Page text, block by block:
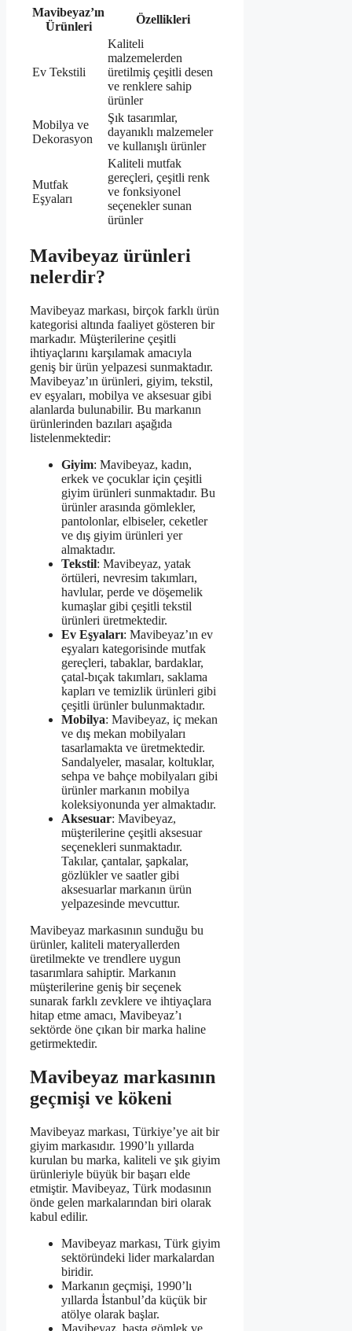
Mavibeyaz’ın
Ürünleri
Özellikleri
Ev Tekstili
Kaliteli
malzemelerden
üretilmiş çeşitli desen
ve renklere sahip
ürünler
Mobilya ve
Dekorasyon
Şık tasarımlar,
dayanıklı malzemeler
ve kullanışlı ürünler
Mutfak
Eşyaları
Kaliteli mutfak
gereçleri, çeşitli renk
ve fonksiyonel
seçenekler sunan
ürünler
Mavibeyaz ürünleri
nelerdir?
Mavibeyaz markası, birçok farklı ürün
kategorisi altında faaliyet gösteren bir
markadır. Müşterilerine çeşitli
ihtiyaçlarını karşılamak amacıyla
geniş bir ürün yelpazesi sunmaktadır.
Mavibeyaz’ın ürünleri, giyim, tekstil,
ev eşyaları, mobilya ve aksesuar gibi
alanlarda bulunabilir. Bu markanın
ürünlerinden bazıları aşağıda
listelenmektedir:
Giyim: Mavibeyaz, kadın,
erkek ve çocuklar için çeşitli
giyim ürünleri sunmaktadır. Bu
ürünler arasında gömlekler,
pantolonlar, elbiseler, ceketler
ve dış giyim ürünleri yer
almaktadır.
Tekstil: Mavibeyaz, yatak
örtüleri, nevresim takımları,
havlular, perde ve döşemelik
kumaşlar gibi çeşitli tekstil
ürünleri üretmektedir.
Ev Eşyaları: Mavibeyaz’ın ev
eşyaları kategorisinde mutfak
gereçleri, tabaklar, bardaklar,
çatal-bıçak takımları, saklama
kapları ve temizlik ürünleri gibi
çeşitli ürünler bulunmaktadır.
Mobilya: Mavibeyaz, iç mekan
ve dış mekan mobilyaları
tasarlamakta ve üretmektedir.
Sandalyeler, masalar, koltuklar,
sehpa ve bahçe mobilyaları gibi
ürünler markanın mobilya
koleksiyonunda yer almaktadır.
Aksesuar: Mavibeyaz,
müşterilerine çeşitli aksesuar
seçenekleri sunmaktadır.
Takılar, çantalar, şapkalar,
gözlükler ve saatler gibi
aksesuarlar markanın ürün
yelpazesinde mevcuttur.
Mavibeyaz markasının sunduğu bu
ürünler, kaliteli materyallerden
üretilmekte ve trendlere uygun
tasarımlara sahiptir. Markanın
müşterilerine geniş bir seçenek
sunarak farklı zevklere ve ihtiyaçlara
hitap etme amacı, Mavibeyaz’ı
sektörde öne çıkan bir marka haline
getirmektedir.
Mavibeyaz markasının
geçmişi ve kökeni
Mavibeyaz markası, Türkiye’ye ait bir
giyim markasıdır. 1990’lı yıllarda
kurulan bu marka, kaliteli ve şık giyim
ürünleriyle büyük bir başarı elde
etmiştir. Mavibeyaz, Türk modasının
önde gelen markalarından biri olarak
kabul edilir.
Mavibeyaz markası, Türk giyim
sektöründeki lider markalardan
biridir.
Markanın geçmişi, 1990’lı
yıllarda İstanbul’da küçük bir
atölye olarak başlar.
Mavibeyaz, başta gömlek ve